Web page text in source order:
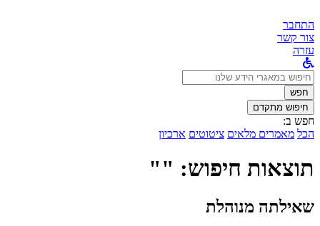
התחבר
צור קשר
עזרה
לחפש
ב:חפש
חיפוש מתקדם
חפש ב:
הכל מאמרים מלאים ציטוטים ארכיון
תוצאות חיפוש: ""
שאילתה מנוהלת